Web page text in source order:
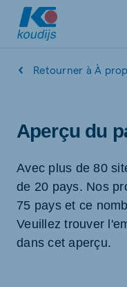
Retourner à À
Aperçu du
Avec plus de 80
de 20 pays. Nos
75 pays et ce
Veuillez trouver
dans cet aperçu.